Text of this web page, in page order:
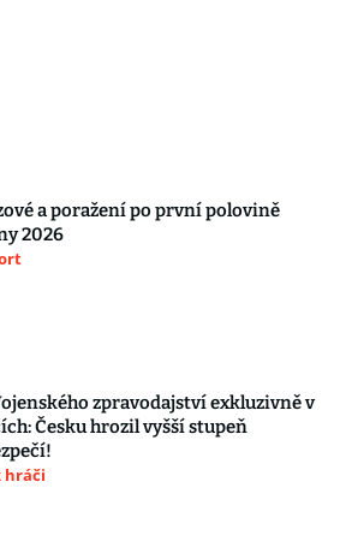
a poražení po první polovině
2026
zpravodajství exkluzivně v
Česku hrozil vyšší stupeň
hráči